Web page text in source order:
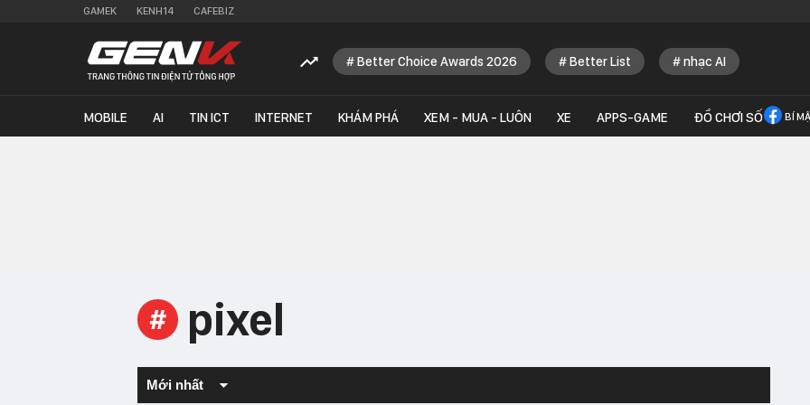
GAMEK KENH14 CAFEBIZ
Better Choice Awards 2026 Better List nhạc AI
MOBILE AI TIN ICT INTERNET KHÁM PHÁ XEM - MUA - LUÔN XE APPS-GAME ĐỒ CHƠI SỐ BÍ
# pixel
Mới nhất